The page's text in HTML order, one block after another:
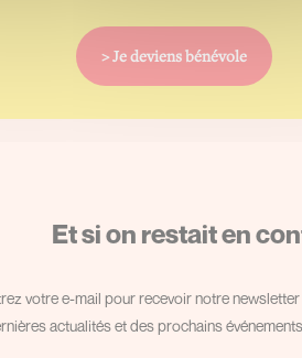
> Je deviens bénévole
Et si on restait en
votre e-mail pour recevoir notre
actualités et des prochains